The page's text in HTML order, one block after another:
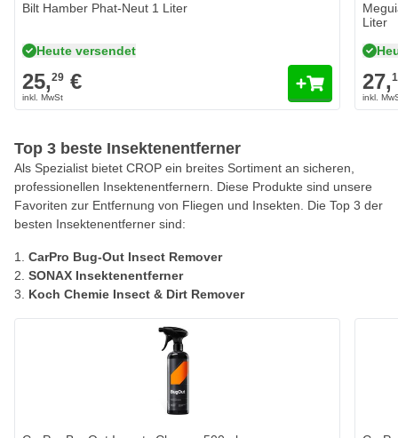
Bilt Hamber Phat-Neut 1 Liter
Heute versendet
25,29 €
Liter
27,
Top 3 beste Insektenentferner
Als Spezialist bietet CROP ein breites Sortiment an sicheren,
professionellen Insektenentfernern. Diese Produkte sind unsere
Favoriten zur Entfernung von Fliegen und Insekten. Die Top 3 der
besten Insektenentferner sind:
CarPro Bug-Out Insect Remover
SONAX Insektenentferner
Koch Chemie Insect & Dirt Remover